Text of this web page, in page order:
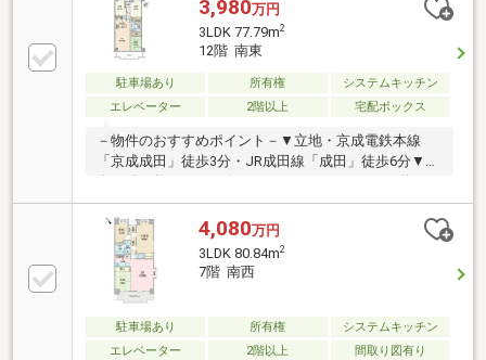
3,980万円
3LDK 77.79m2
12階 南東
駐車場あり 所有権
システムキッチン
エレベーター
2階以上 宅配ボックス
－物件のおすすめポイント－▼立地・京成電鉄本線
「京成成田」徒歩3分・JR成田線「成田」徒歩6分▼特
徴・総戸数100戸のビッグコミュニティ・LDKは約16.8
帖、足をのばしてくつろげる和室が隣接・家族との会
話が弾む対面式キッチン・主寝室約6.2帖にWICを設
置・防犯面に配慮されたオートロック付▼設備・追い
焚き機能付UB・宅配ボックス▼周辺環境・ローソンア
パホテル京成成田駅前店 徒歩3分(約170m)・ヤオコー
成田駅前店 徒歩8分(約590m)■ ご希望の住まい探しを
お手伝いします ━━━━━・・・物件の詳細・ご相談
はお気軽にお問い合わせください。
4,080万円
3LDK 80.84m2
7階 南西
駐車場あり 所有権
システムキッチン
エレベーター
2階以上 間取り図有り